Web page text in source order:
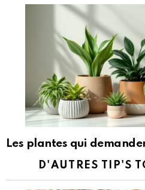
Les plantes qui
D'AUTRES TIP'S